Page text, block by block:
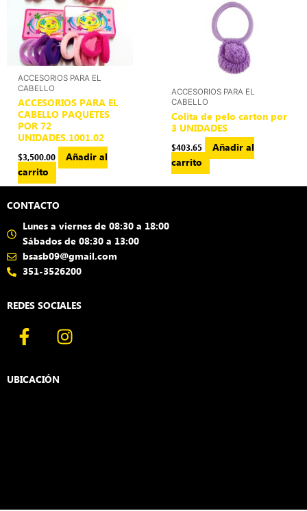
ACCESORIOS PARA EL
CABELLO
ACCESORIOS PARA EL
CABELLO PAQUETES
POR 72
UNIDADES.1001.02
$3,500.00
Añadir al
carrito
ACCESORIOS PARA EL
CABELLO
Colita de pelo carton por
3 UNIDADES
$403.65
Añadir al
carrito
CONTACTO
Lunes a viernes de 08:30 a 18:00
Sábados de 08:30 a 13:00
bsasb09@gmail.com
351-3526200
REDES SOCIALES
F
a
e
I
n
UBICACIÓN